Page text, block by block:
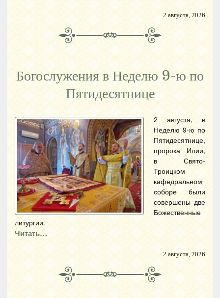
2 августа, 2026
Богослужения в Неделю 9-ю по
Пятидесятнице
2 августа, в
Неделю 9-ю по
Пятидесятнице,
пророка Илии,
в Свято-
Троицком
кафедральном
соборе были
совершены две
Божественные
литургии.
Читать…
2 августа, 2026